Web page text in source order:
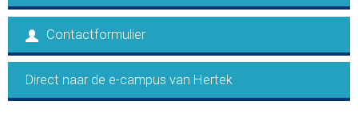
Werken bij Hertek
Contactformulier
Direct naar de e-campus van Hertek